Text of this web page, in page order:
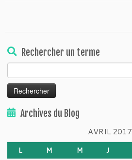
Rechercher un terme
Archives du Blog
AVRIL 2017
L M M J